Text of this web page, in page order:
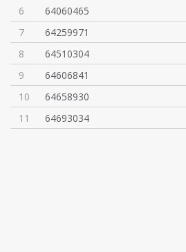
6
64060465
7
64259971
8
64510304
9
64606841
10
64658930
11
64693034